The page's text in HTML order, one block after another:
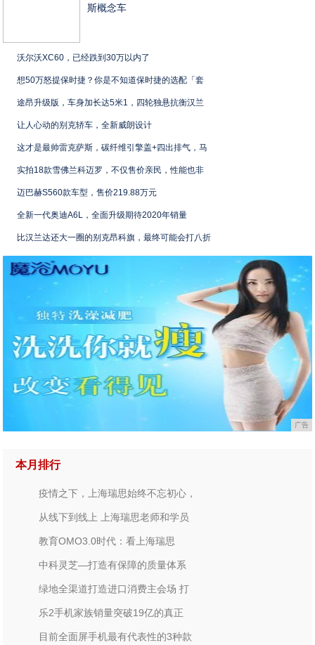
斯概念车
沃尔沃XC60，已经跌到30万以内了
想50万怒提保时捷？你是不知道保时捷的选配「套
途昂升级版，车身加长达5米1，四轮独悬抗衡汉兰
让人心动的别克轿车，全新威朗设计
这才是最帅雷克萨斯，碳纤维引擎盖+四出排气，马
实拍18款雪佛兰科迈罗，不仅售价亲民，性能也非
迈巴赫S560款车型，售价219.88万元
全新一代奥迪A6L，全面升级期待2020年销量
比汉兰达还大一圈的别克昂科旗，最终可能会打八折
广告
本月排行
疫情之下，上海瑞思始终不忘初心，
从线下到线上 上海瑞思老师和学员
教育OMO3.0时代：看上海瑞思
中科灵芝—打造有保障的质量体系
绿地全渠道打造进口消费主会场 打
乐2手机家族销量突破19亿的真正
目前全面屏手机最有代表性的3种款